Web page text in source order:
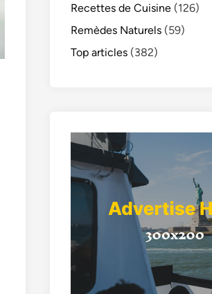
Recettes de Cuisine (126)
Remèdes Naturels (59)
Top articles (382)